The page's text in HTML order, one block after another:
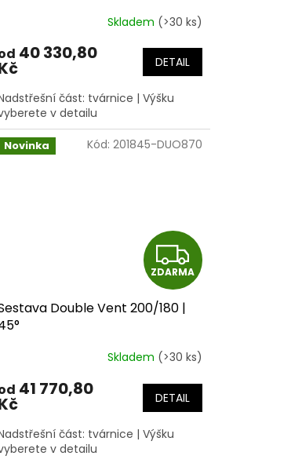
R
M
A
Skladem (>30 ks)
40 330,80 DETAIL
část: tvárnice | Výšku
v detailu
Novinka
Z
D
R
M
A
ZDARMA
Double Vent 200/180 |
Skladem (>30 ks)
41 770,80 DETAIL
část: tvárnice | Výšku
v detailu
Kód: 201845-DUO870